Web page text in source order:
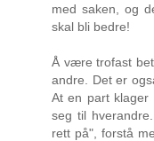
med saken, og
skal bli bedre!
Å være trofast
andre. Det er
At en part klager
seg til
rett på", forstå